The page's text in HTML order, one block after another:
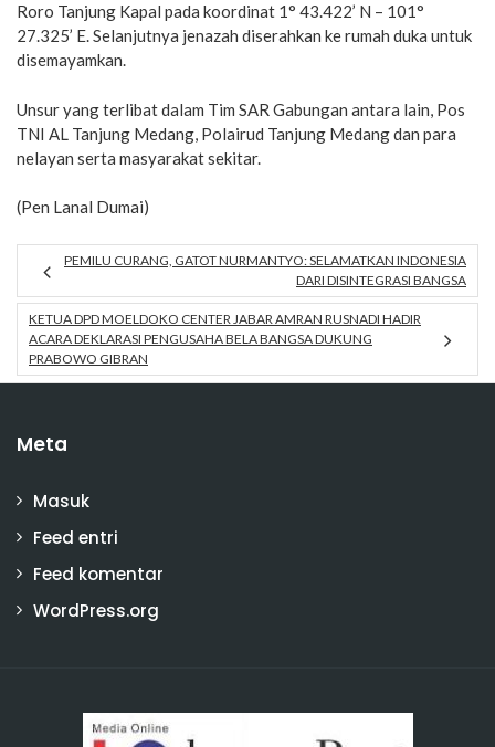
Roro Tanjung Kapal pada koordinat 1° 43.422’ N – 101°
27.325’ E. Selanjutnya jenazah diserahkan ke rumah duka untuk
disemayamkan.
Unsur yang terlibat dalam Tim SAR Gabungan antara lain, Pos
TNI AL Tanjung Medang, Polairud Tanjung Medang dan para
nelayan serta masyarakat sekitar.
(Pen Lanal Dumai)
PEMILU CURANG, GATOT NURMANTYO: SELAMATKAN INDONESIA
DARI DISINTEGRASI BANGSA
KETUA DPD MOELDOKO CENTER JABAR AMRAN RUSNADI HADIR
ACARA DEKLARASI PENGUSAHA BELA BANGSA DUKUNG
PRABOWO GIBRAN
Meta
Masuk
Feed entri
Feed komentar
WordPress.org